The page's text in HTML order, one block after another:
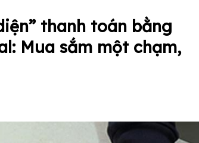
thanh toán bằng
Mua sắm một chạm,